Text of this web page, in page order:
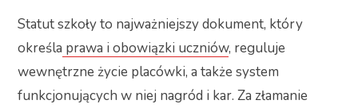
Statut szkoły to najważniejszy dokument, który
określa prawa i obowiązki uczniów, reguluje
wewnętrzne życie placówki, a także system
funkcjonujących w niej nagród i kar. Za złamanie